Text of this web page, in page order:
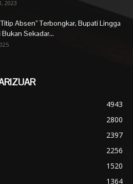
2023
Absen” Terbongkar, Bupati Lingga
Bukan Sekadar...
4943
2800
2397
2256
1520
1364